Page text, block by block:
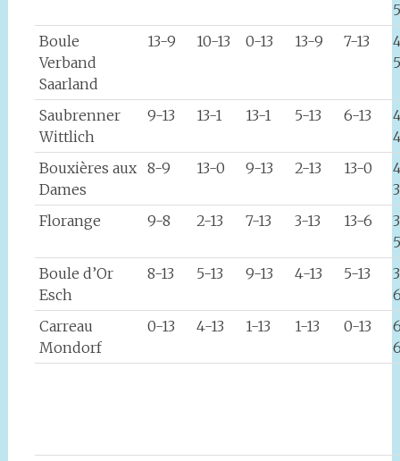
Boule
Verband
Saarland
13-9 10-13 0-13 13-9 7-13
Saubrenner
Wittlich
9-13 13-1 13-1 5-13 6-13
Bouxières aux
Dames
8-9 13-0 9-13 2-13 13-0
Florange
9-8 2-13 7-13 3-13 13-6
Boule d’Or
Esch
8-13 5-13 9-13 4-13 5-13
Carreau
Mondorf
0-13 4-13 1-13 1-13 0-13